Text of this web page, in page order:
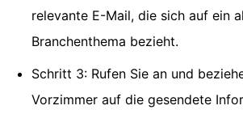
relevante E-Mail, die sich auf ein
Branchenthema bezieht.
Schritt 3: Rufen Sie an und
Vorzimmer auf die gesendete